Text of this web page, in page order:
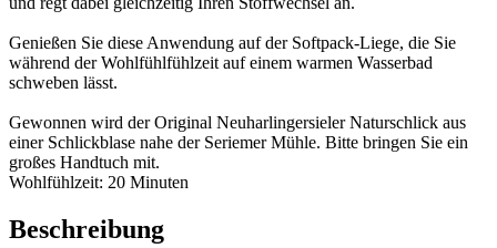
Genießen Sie diese Anwendung auf der Softpack-Liege, die Sie
während der Wohlfühlfühlzeit auf einem warmen Wasserbad
schweben lässt.
Gewonnen wird der Original Neuharlingersieler Naturschlick aus
einer Schlickblase nahe der Seriemer Mühle. Bitte bringen Sie ein
großes Handtuch mit.
Wohlfühlzeit: 20 Minuten
Beschreibung